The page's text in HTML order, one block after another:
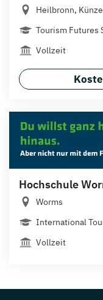
Heilbronn,
Tourism Futures
Vollzeit
Hochschule
Worms
International
Vollzeit